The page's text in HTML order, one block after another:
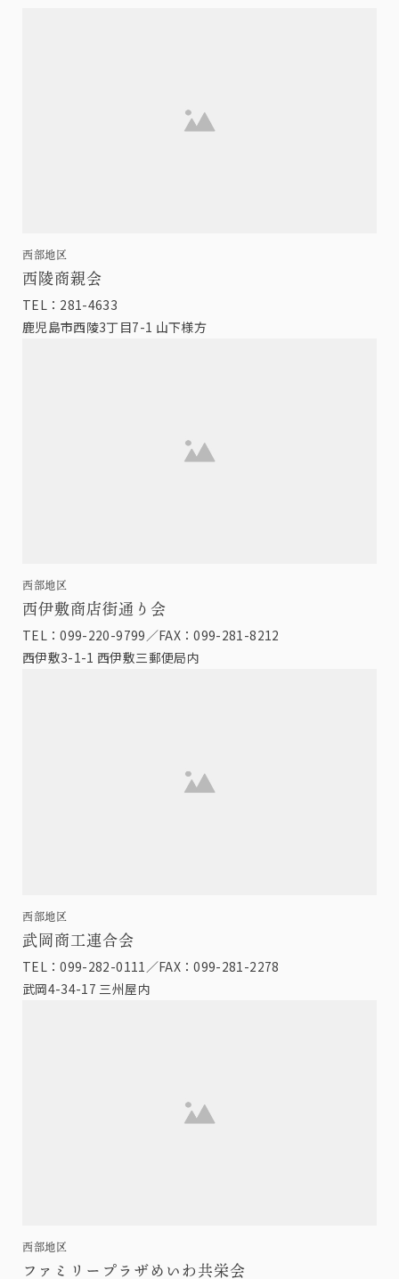
西部地区
西陵商親会
TEL：281-4633
鹿児島市西陵3丁目7-1 山下様方
西部地区
西伊敷商店街通り会
TEL：099-220-9799／FAX：099-281-8212
西伊敷3-1-1 西伊敷三郵便局内
西部地区
武岡商工連合会
TEL：099-282-0111／FAX：099-281-2278
武岡4-34-17 三州屋内
西部地区
ファミリープラザめいわ共栄会